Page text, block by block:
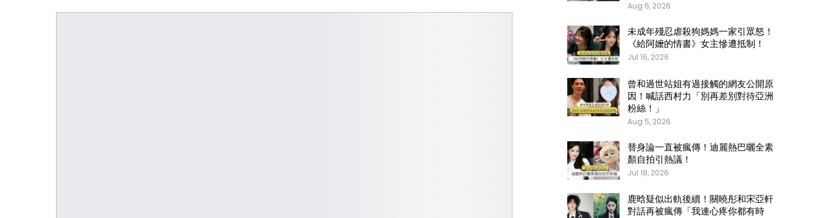
Aug 5, 2026
未成年殘忍虐殺狗媽媽一家引眾怒！
《給阿嬤的情書》女主慘遭抵制！
Jul 16, 2026
曾和過世站姐有過接觸的網友公開原
因！喊話西村力「別再差別對待亞洲
粉絲！」
Aug 5, 2026
替身論一直被瘋傳！迪麗熱巴曬全素
顏自拍引熱議！
Jul 18, 2026
鹿晗疑似出軌後續！關曉彤和宋亞軒
對話再被瘋傳「我連心疼你都有時